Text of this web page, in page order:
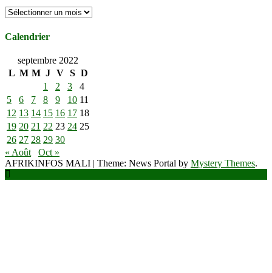
Archives
Calendrier
septembre 2022
L M M J V S D
1
2 3
4
5
6 7 8 9 10 11
12 13 14 15 16 17 18
19 20 21 22 23 24 25
26 27 28 29 30
« Août
Oct »
AFRIKINFOS MALI | Theme: News Portal by Mystery Themes.